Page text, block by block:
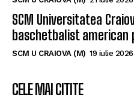
SCM Universitatea
baschetbalist american
SCM U CRAIOVA (M) 19 iulie 2026
CELE MAI CITITE